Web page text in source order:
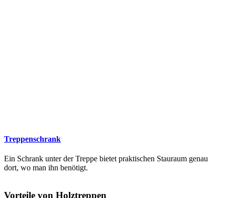
Treppenschrank
Ein Schrank unter der Treppe bietet praktischen Stauraum genau
dort, wo man ihn benötigt.
Vorteile von Holztreppen